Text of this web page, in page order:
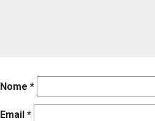
Nome *
Email *